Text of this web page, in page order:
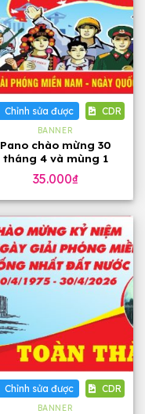
Chỉnh sửa được CDR
BANNER
Pano chào mừng 30
tháng 4 và mùng 1
tháng 5
35.000₫
Chỉnh sửa được CDR
BANNER